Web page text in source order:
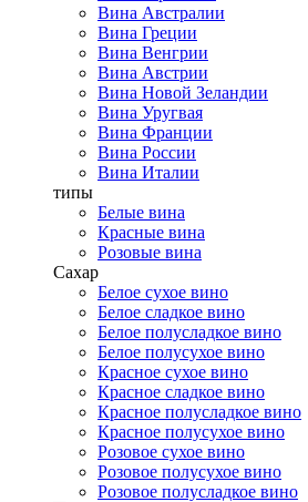
Вина Австралии
Вина Греции
Вина Венгрии
Вина Австрии
Вина Новой Зеландии
Вина Уругвая
Вина Франции
Вина России
Вина Италии
типы
Белые вина
Красные вина
Розовые вина
Сахар
Белое сухое вино
Белое сладкое вино
Белое полусладкое вино
Белое полусухое вино
Красное сухое вино
Красное сладкое вино
Красное полусладкое вино
Красное полусухое вино
Розовое сухое вино
Розовое полусухое вино
Розовое полусладкое вино